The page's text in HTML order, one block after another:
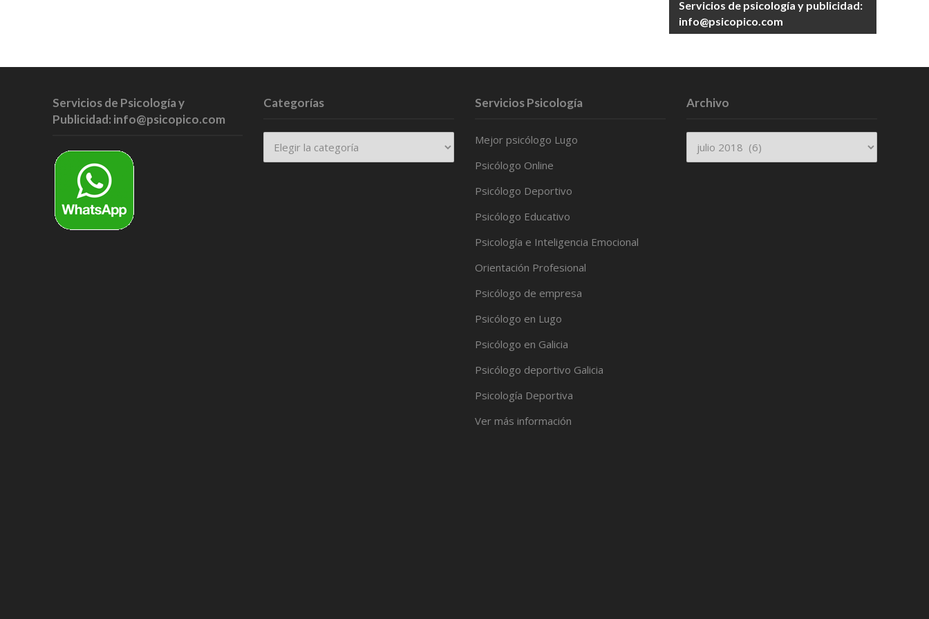
Servicios de psicología y publicidad:
info@psicopico.com
Servicios de Psicología y
Publicidad: info@psicopico.com
Categorías Servicios Psicología
Mejor psicólogo Lugo
Psicólogo Online
Psicólogo Deportivo
Psicólogo Educativo
Psicología e Inteligencia Emocional
Orientación Profesional
Psicólogo de empresa
Psicólogo en Lugo
Psicólogo en Galicia
Psicólogo deportivo Galicia
Psicología Deportiva
Ver más información
Archivo